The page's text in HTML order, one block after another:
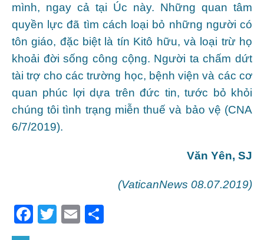
mình, ngay cả tại Úc này. Những quan tâm
quyền lực đã tìm cách loại bỏ những người có
tôn giáo, đặc biệt là tín Kitô hữu, và loại trừ họ
khoải đời sống công cộng. Người ta chấm dứt
tài trợ cho các trường học, bệnh viện và các cơ
quan phúc lợi dựa trên đức tin, tước bỏ khỏi
chúng tôi tình trạng miễn thuế và bảo vệ (CNA
6/7/2019).
Văn Yên, SJ
(VaticanNews 08.07.2019)
F
T
E